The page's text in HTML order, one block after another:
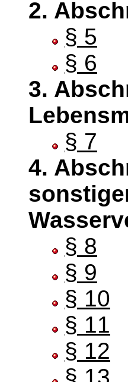
2.
§ 5
§ 6
3.
§ 7
4.
§ 8
§ 9
§ 10
§ 11
§ 12